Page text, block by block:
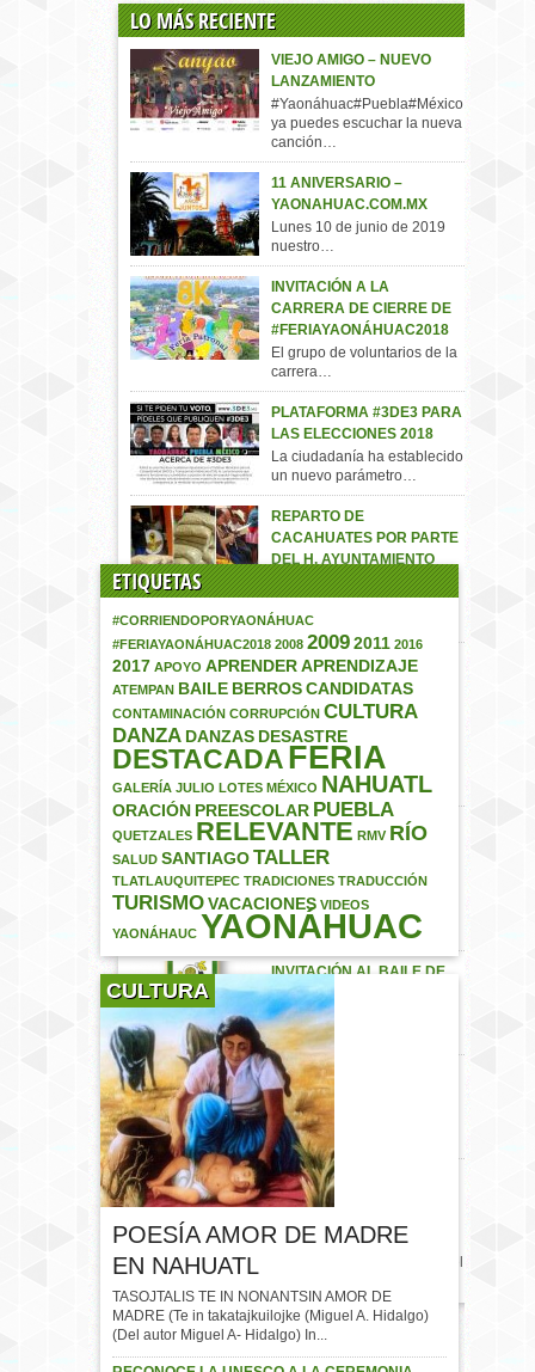
LO MÁS RECIENTE
VIEJO AMIGO – NUEVO
LANZAMIENTO
#Yaonáhuac#Puebla#México,
ya puedes escuchar la nueva
canción…
11 ANIVERSARIO –
YAONAHUAC.COM.MX
Lunes 10 de junio de 2019
nuestro…
INVITACIÓN A LA
CARRERA DE CIERRE DE
#FERIAYAONÁHUAC2018
El grupo de voluntarios de la
carrera…
PLATAFORMA #3DE3 PARA
LAS ELECCIONES 2018
La ciudadanía ha establecido
un nuevo parámetro…
REPARTO DE
CACAHUATES POR PARTE
DEL H. AYUNTAMIENTO
MUNICIPAL
“Cacahuates” por parte…
EXCELENTE
OPORTUNIDAD EN BIENES
RAÍCES
[caption id="attachment_785"
align="aligncenter"
width="615"] VENDO LOTES
EN…
CANDIDATAS A REINA DE
LA FERIA PATRONAL
#México Les presentamos a
las…
INVITACIÓN AL BAILE DE
FERIA YAONÁHUAC 2017
CARTEL DE LUCHA LIBRE
– DOMINGO 23 DE JULIO
BAILE DE FERIA
YAONÁHUAC 2017
#Yaonáhuac #Puebla
#México
ETIQUETAS
#CORRIENDOPORYAONÁHUAC
#FERIAYAONÁHUAC2018 2008 20092011 2016
2017 APOYO APRENDERAPRENDIZAJE
ATEMPAN BAILE BERROSCANDIDATAS
CONTAMINACIÓN CORRUPCIÓN CULTURA
DANZA DANZAS DESASTRE
DESTACADAFERIA
GALERÍA JULIO LOTES MÉXICO NAHUATL
ORACIÓN PREESCOLAR PUEBLA
QUETZALES RELEVANTE RMV RÍO
SALUD SANTIAGOTALLER
TLATLAUQUITEPEC TRADICIONES TRADUCCIÓN
TURISMOVACACIONES VIDEOS
YAONÁHAUC YAONÁHUAC
CULTURA
POESÍA AMOR DE MADRE
EN NAHUATL
TASOJTALIS TE IN NONANTSIN AMOR DE
MADRE (Te in takatajkuilojke (Miguel A. Hidalgo)
(Del autor Miguel A- Hidalgo) In...